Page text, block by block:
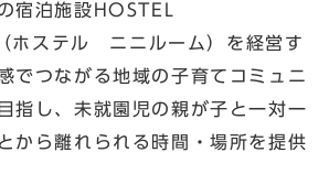
宿泊施設HOSTEL
ホステル ニニルーム）を経営す
でつながる地域の子育てコミュニ
指し、未就園児の親が子と一対一
から離れられる時間・場所を提供